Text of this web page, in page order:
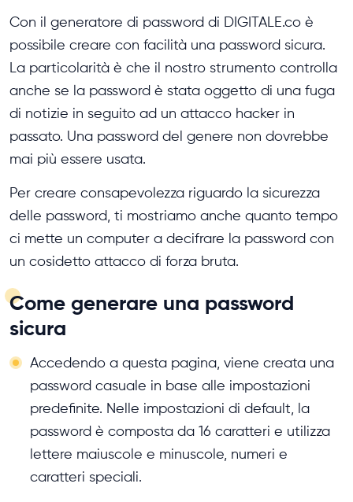
Con il generatore di password di DIGITALE.co è
possibile creare con facilità una password sicura.
La particolarità è che il nostro strumento controlla
anche se la password è stata oggetto di una fuga
di notizie in seguito ad un attacco hacker in
passato. Una password del genere non dovrebbe
mai più essere usata.
Per creare consapevolezza riguardo la sicurezza
delle password, ti mostriamo anche quanto tempo
ci mette un computer a decifrare la password con
un cosidetto attacco di forza bruta.
Come generare una password
sicura
Accedendo a questa pagina, viene creata una
password casuale in base alle impostazioni
predefinite. Nelle impostazioni di default, la
password è composta da 16 caratteri e utilizza
lettere maiuscole e minuscole, numeri e
caratteri speciali.